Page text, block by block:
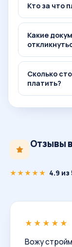
Кто за что
Какие
Сколько
платить?
Отзывы
★★★★★ 4.9 из
★★★★★
Вожу